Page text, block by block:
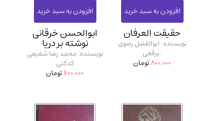
مدرسان شریف و انتشارت ارشد کتاب‌های..(2)
دانشگاه پیامـ نور(10)
حقیقت العرفان
نویسنده: ابوالفضل رضوی
.برقعی
800,000تومان
ابوالحسن خرقانی
نوشته بر دریا
نویسنده: محمد رضا شفیعی
کدکنی
600,000تومان